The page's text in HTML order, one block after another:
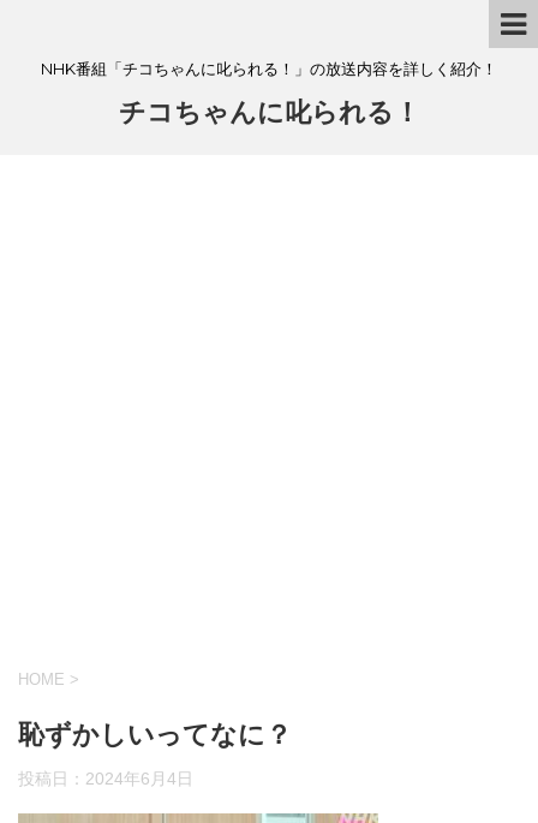
NHK番組「チコちゃんに叱られる！」の放送内容を詳しく紹介！
チコちゃんに叱られる！
HOME >
恥ずかしいってなに？
投稿日： 2024年6月4日